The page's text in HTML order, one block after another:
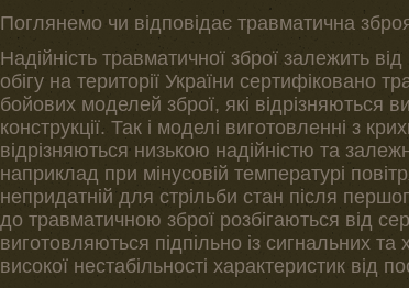
Поглянемо чи відповідає травматична
Надійність травматичної зброї залежить
обігу на території України сертифіковано
бойових моделей зброї, які відрізняються
конструкції. Так і моделі виготовленні з
відрізняються низькою надійністю та
наприклад при мінусовій температурі
непридатній для стрільби стан після
до травматичною зброї розбігаються від
виготовляються підпільно із сигнальних
високої нестабільності характеристик від